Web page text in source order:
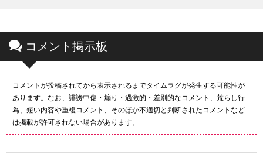
コメント掲示板
コメントが投稿されてから表示されるまでタイムラグが発生する可能性が
あります。なお、誹謗中傷・煽り・過激的・差別的なコメント、荒らし行
為、短い内容や重複コメント、そのほか不適切と判断されたコメントなど
は掲載が許可されない場合があります。